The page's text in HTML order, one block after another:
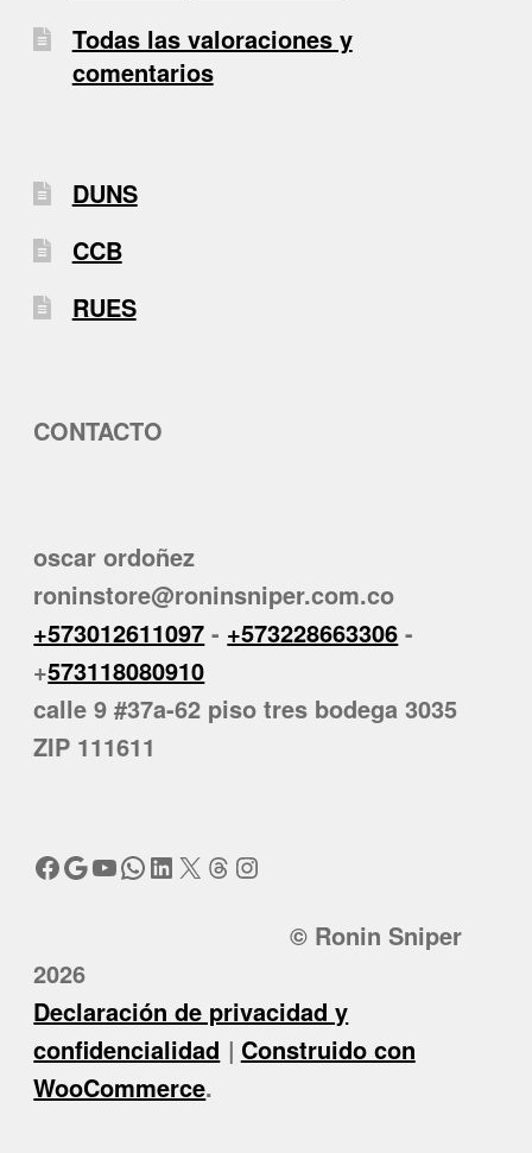
Todas las valoraciones y
comentarios
DUNS
CCB
RUES
CONTACTO
oscar ordoñez
roninstore@roninsniper.com.co
+573012611097 - +573228663306 -
+573118080910
calle 9 #37a-62 piso tres bodega 3035
ZIP 111611
Facebook
Google
YouTube
WhatsApp
LinkedIn
X Threads
Instagram
© Ronin Sniper
2026
Declaración de privacidad y
confidencialidad
Construido con
WooCommerce.